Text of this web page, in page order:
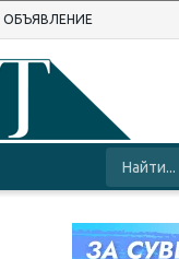
ОБЪЯВЛЕНИЕ